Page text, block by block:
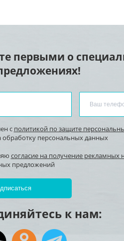
первыми о
с политикой по защите
персональных данных
согласие на получение рекламных
предложений
к нам: